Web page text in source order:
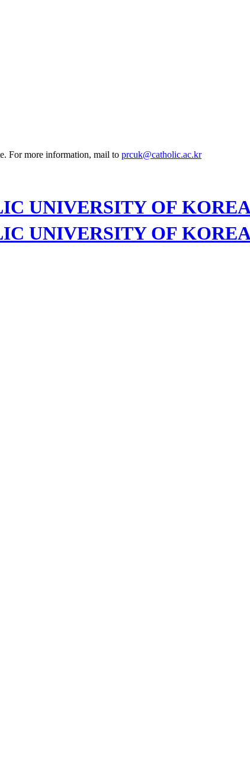
For more information, mail to prcuk@catholic.ac.kr